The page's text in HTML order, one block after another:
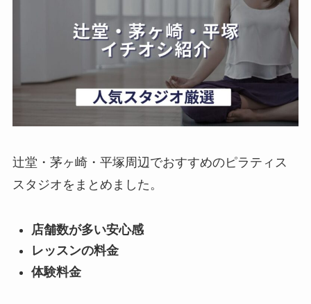
辻堂・茅ヶ崎・平塚周辺でおすすめのピラティス
スタジオをまとめました。
店舗数が多い安心感
レッスンの料金
体験料金